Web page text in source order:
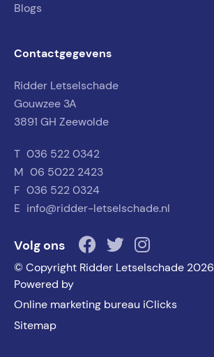
Blogs
Contactgegevens
Ridder Letselschade
Gouwzee 3A
3891 GH Zeewolde
T 036 522 0342
M 06 5022 2423
F 036 522 0324
E info@ridder-letselschade.nl
Volg ons
© Copyright Ridder Letselschade 2026
Powered by
Online marketing bureau iClicks
Sitemap